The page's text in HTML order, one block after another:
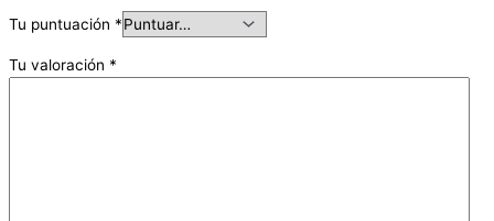
Tu puntuación *
Tu valoración *